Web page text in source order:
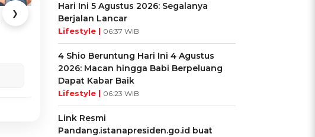
KUIS: Sepatu Mana yang
Cocok dengan
Ikuti Kuisnya ➔ Ikuti Kuisnya ➔
❯
Hari Ini 5 Agustus 2026: Segalanya
Berjalan Lancar
Lifestyle | 06:37 WIB
4 Shio Beruntung Hari Ini 4 Agustus
2026: Macan hingga Babi Berpeluang
Dapat Kabar Baik
Lifestyle | 06:23 WIB
Link Resmi
Pandang.istanapresiden.go.id buat